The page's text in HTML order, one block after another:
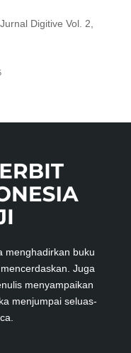
Digitive Vol. 2,
menghadirkan buku
Juga
menyampaikan
menjumpai seluas-